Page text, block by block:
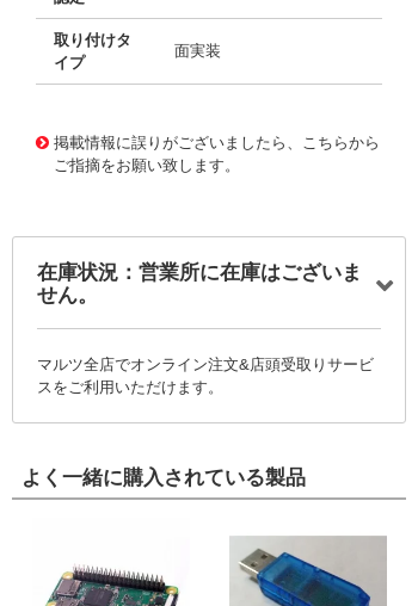
取り付けタ
イプ
面実装
掲載情報に誤りがございましたら、こちらから
ご指摘をお願い致します。
在庫状況：営業所に在庫はございま
せん。
マルツ全店でオンライン注文&店頭受取りサービ
スをご利用いただけます。
よく一緒に購入されている製品